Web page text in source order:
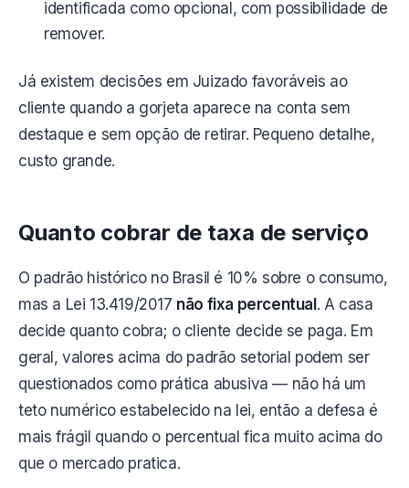
identificada como opcional, com possibilidade de
remover.
Já existem decisões em Juizado favoráveis ao
cliente quando a gorjeta aparece na conta sem
destaque e sem opção de retirar. Pequeno detalhe,
custo grande.
Quanto cobrar de taxa de serviço
O padrão histórico no Brasil é 10% sobre o consumo,
mas a Lei 13.419/2017 não fixa percentual . A casa
decide quanto cobra; o cliente decide se paga. Em
geral, valores acima do padrão setorial podem ser
questionados como prática abusiva — não há um
teto numérico estabelecido na lei, então a defesa é
mais frágil quando o percentual fica muito acima do
que o mercado pratica.